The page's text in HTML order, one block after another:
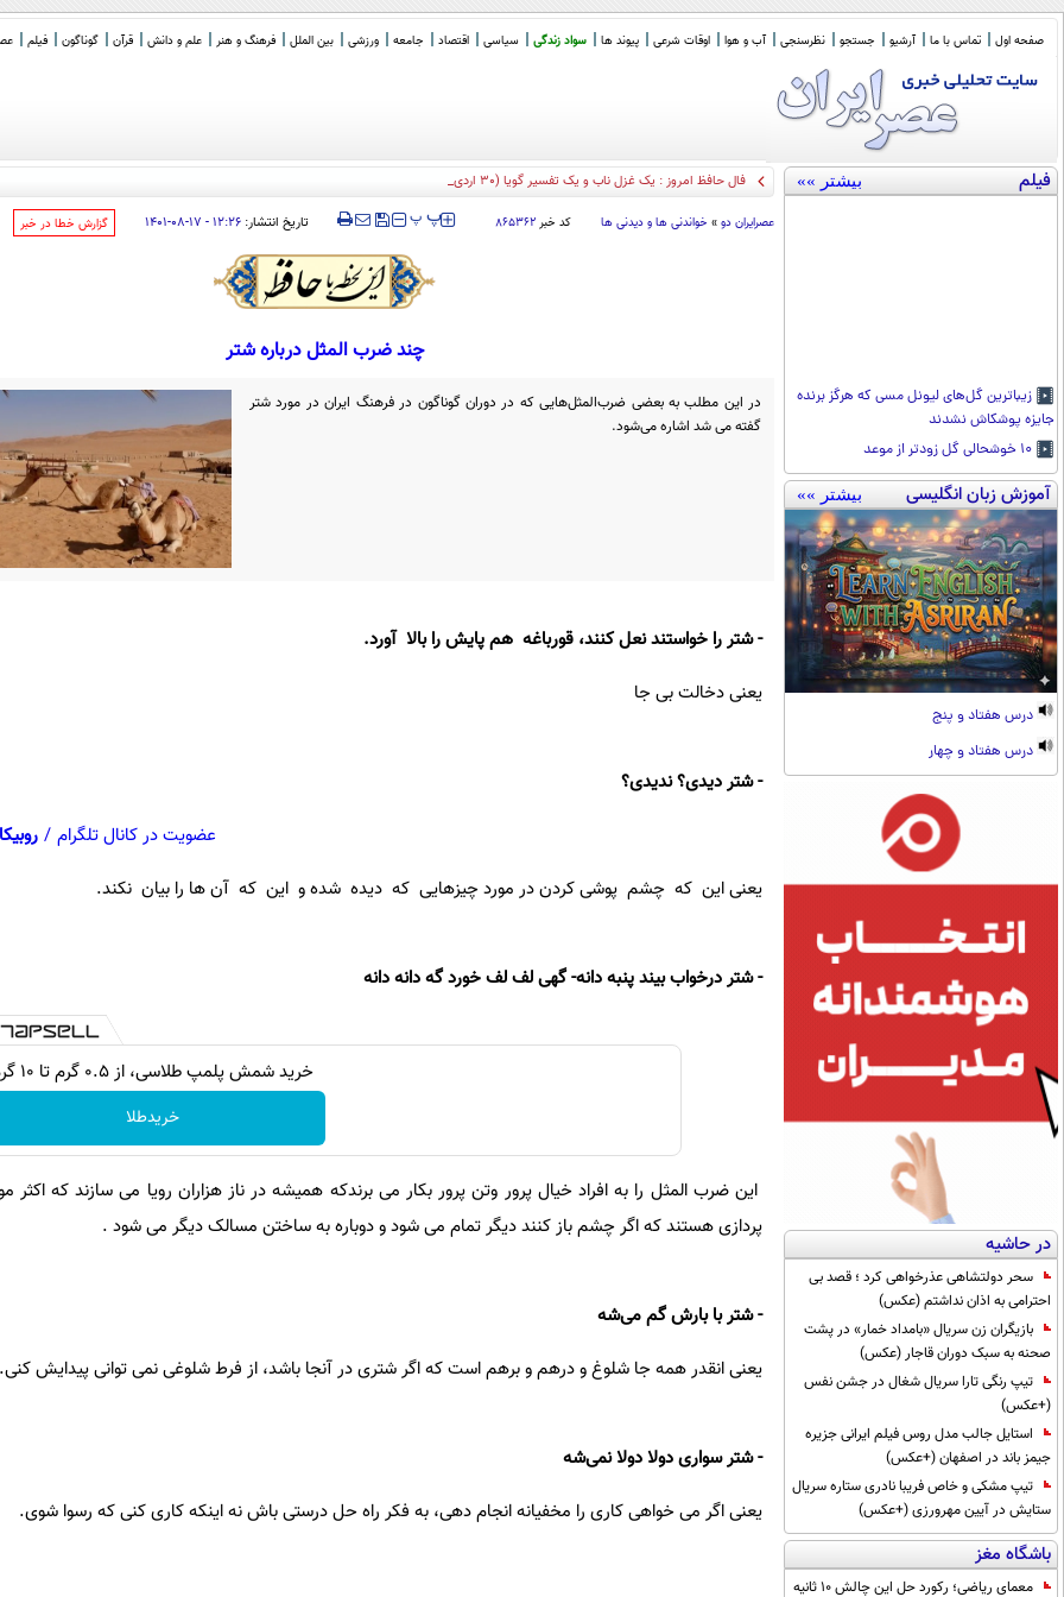
صفحه اول تماس با ما آرشیو جستجو نظرسنجی آب و هوا اوقات شرعی پیوند ها سواد زندگی سیاسی اقتصاد جامعه ورزشی بین الملل فرهنگ و هنر علم و دانش قرآن گوناگون فیلم
فیلم بیشتر »»
زیباترین گل‌های لیونل مسی که هرگز برنده
جایزه پوشکاش نشدند
آموزش زبان انگلیسی بیشتر »»
درس هفتاد و پنج
درس هفتاد و چهار
در حاشیه
سحر دولتشاهی عذرخواهی کرد ؛ قصد بی
احترامی به اذان نداشتم (عکس)
بازیگران زن سریال «بامداد خمار» در پشت
صحنه به سبک دوران قاجار (عکس)
تیپ رنگی تارا سریال شغال در جشن نفس
(+عکس)
استایل جالب مدل روس فیلم ایرانی جزیره
جیمز باند در اصفهان (+عکس)
تیپ مشکی و خاص فریبا نادری ستاره سریال
ستایش در آیین مهرورزی (+عکس)
باشگاه مغز
معمای ریاضی؛ رکورد حل این چالش 10 ثانیه
فال حافظ امروز : یک غزل ناب و یک تفسیر گویا (30 اردیبهشت)
عصرايران دو » خواندنی ها و دیدنی ها کد خبر۸۶۵۳۶۲ ‍‍‍ پ پ تاریخ انتشار:۱۲:۲۶ - ۱۷-۰۸-۱۴۰۱ ‌گزارش خطا در خبر
چند ضرب المثل درباره شتر
در این مطلب به بعضی ضرب‌المثل‌هایی که در دوران گوناگون در فرهنگ ایران در مورد شتر
گفته می شد اشاره می‌شود.
- شتر را خواستند نعل کنند، قورباغه هم پایش را بالا آورد.
یعنی دخالت بی جا
- شتر دیدی؟ ندیدی؟
عضویت در کانال تلگرام / روبیکا
یعنی این که چشم پوشی کردن در مورد چیزهایی که دیده شده و این که آن ها را بیان نکند.
- شتر درخواب بیند پنبه دانه- گهی لف لف خورد گه دانه دانه
خرید شمش پلمپ طلاسی، از ۰.۵ گرم تا ۱۰ گرم
خریدطلا
این ضرب المثل را به افراد خیال پرور وتن پرور بکار می برندکه همیشه در ناز هزاران رویا می سازند که اکثر
پردازی هستند که اگر چشم باز کنند دیگر تمام می شود و دوباره به ساختن مسالک دیگر می شود .
- شتر با بارش گم می‌شه
یعنی انقدر همه جا شلوغ و درهم و برهم است که اگر شتری در آنجا باشد، از فرط شلوغی نمی توانی پیدایش کنی.
- شتر سواری دولا دولا نمی‌شه
یعنی اگر می خواهی کاری را مخفیانه انجام دهی، به فکر راه حل درستی باش نه اینکه کاری کنی که رسوا شوی.